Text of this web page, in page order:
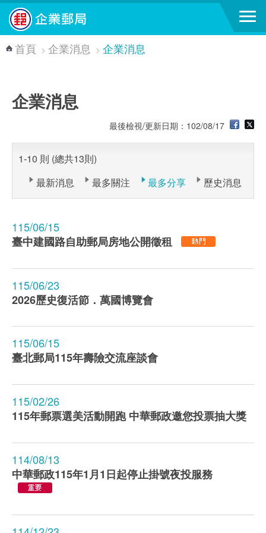
跳到主要內容區塊
首頁 > 企業消息 > 企業消息
企業消息
最後檢視/更新日期：102/08/17
1-10 則 (總共13則)
最新消息
最多關注 最多分享 歷史消息
115/06/15
臺中建國路自助郵局房地公開徵租
115/06/23
2026歷史復活節．萬國博覽會
115/06/15
臺北郵局115年壽險交流座談會
115/02/26
115年郵票選美活動開跑 中華郵政邀您投票抽大獎
114/08/13
中華郵政115年1月1日起停止掛號夜投服務